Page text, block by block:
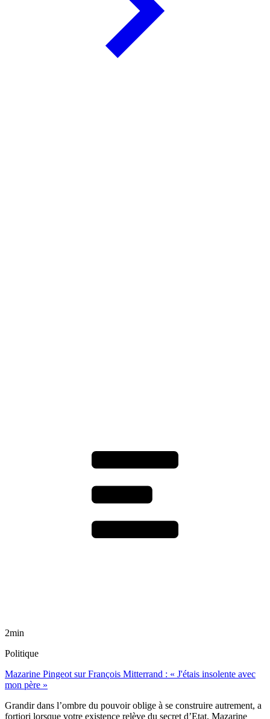
2min
Politique
Mazarine Pingeot sur François Mitterrand : « J'étais insolente avec
mon père »
Grandir dans l’ombre du pouvoir oblige à se construire autrement, a
fortiori lorsque votre existence relève du secret d’Etat. Mazarine